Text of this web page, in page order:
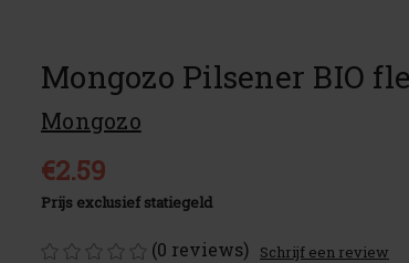
Mongozo Pilsener BIO
Mongozo
€2.59
Prijs exclusief statiegeld
(0 reviews) Schrijf een review